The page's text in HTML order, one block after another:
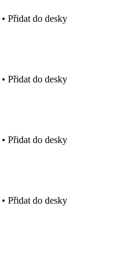
• Přidat do desky
• Přidat do desky
• Přidat do desky
• Přidat do desky